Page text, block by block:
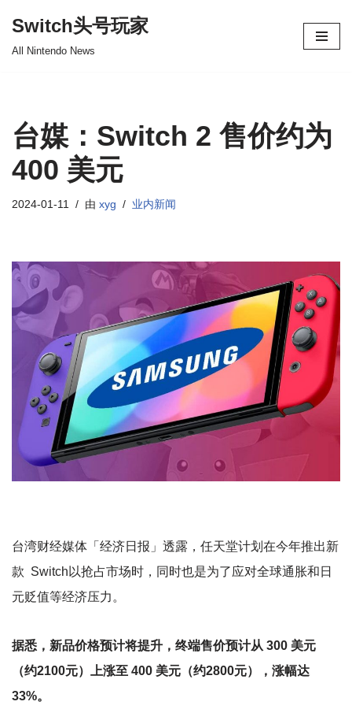
Switch头号玩家
All Nintendo News
台媒：Switch 2 售价约为
400 美元
2024-01-11 由 xyg 业内新闻
台湾财经媒体「经济日报」透露，任天堂计划在今年推出新
款 Switch以抢占市场时，同时也是为了应对全球通胀和日
元贬值等经济压力。
据悉，新品价格预计将提升，终端售价预计从 300 美元
（约2100元）上涨至 400 美元（约2800元），涨幅达
33%。